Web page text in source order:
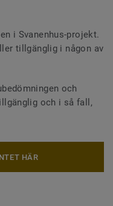
i Svanenhus-projekt.
tillgänglig i någon av
och
och i så fall,
HÄR